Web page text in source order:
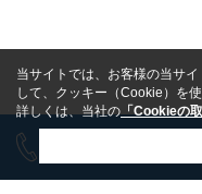
当サイトでは、お客様の当サ
して、クッキー（Cookie）を使
詳しくは、当社の「Cookieの